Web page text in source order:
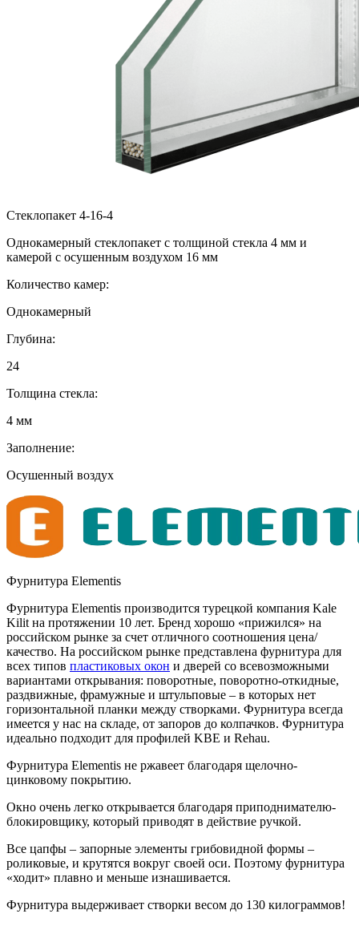
Стеклопакет 4-16-4
Однокамерный стеклопакет с толщиной стекла 4 мм и
камерой с осушенным воздухом 16 мм
Количество камер:
Однокамерный
Глубина:
24
Толщина стекла:
4 мм
Заполнение:
Осушенный воздух
Фурнитура Elementis
Фурнитура Elementis производится турецкой компания Kale
Kilit на протяжении 10 лет. Бренд хорошо «прижился» на
российском рынке за счет отличного соотношения цена/
качество. На российском рынке представлена фурнитура для
всех типов пластиковых окон и дверей со всевозможными
вариантами открывания: поворотные, поворотно-откидные,
раздвижные, фрамужные и штульповые – в которых нет
горизонтальной планки между створками. Фурнитура всегда
имеется у нас на складе, от запоров до колпачков. Фурнитура
идеально подходит для профилей KBE и Rehau.
Фурнитура Elementis не ржавеет благодаря щелочно-
цинковому покрытию.
Окно очень легко открывается благодаря приподнимателю-
блокировщику, который приводят в действие ручкой.
Все цапфы – запорные элементы грибовидной формы –
роликовые, и крутятся вокруг своей оси. Поэтому фурнитура
«ходит» плавно и меньше изнашивается.
Фурнитура выдерживает створки весом до 130 килограммов!